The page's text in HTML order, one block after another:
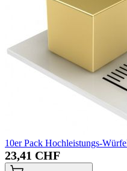
10er Pack Hochleistungs-
23,41 CHF